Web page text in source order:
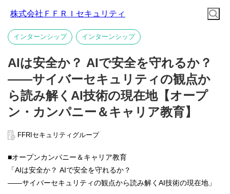
株式会社ＦＦＲＩセキュリティ
インターンシップ インターンシップ
AIは安全か？ AIで安全を守れるか？
――サイバーセキュリティの観点か
ら読み解くAI技術の現在地【オープ
ン・カンパニー＆キャリア教育】
FFRIセキュリティグループ
■オープンカンパニー＆キャリア教育
「AIは安全か？ AIで安全を守れるか？
――サイバーセキュリティの観点から読み解くAI技術の現在地」